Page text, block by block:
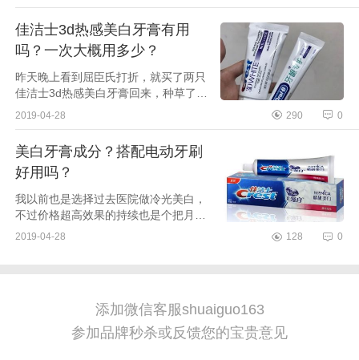
想用的牙膏！官方...
佳洁士3d热感美白牙膏有用
吗？一次大概用多少？
昨天晚上看到屈臣氏打折，就买了两只
佳洁士3d热感美白牙膏回来，种草了有
一段时间的美白牙膏，使用感还不错，
过之后口腔粘膜...
2019-04-28 290 0
美白牙膏成分？搭配电动牙刷
好用吗？
我以前也是选择过去医院做冷光美白，
不过价格超高效果的持续也是个把月，
实在是没有时间精力金钱去做。就从日
2019-04-28 128 0
添加微信客服shuaiguo163
参加品牌秒杀或反馈您的宝贵意见